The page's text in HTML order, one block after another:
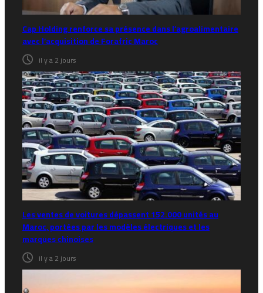
Cap Holding renforce sa présence dans l’agroalimentaire
avec l’acquisition de Forafric Maroc
il y a 2 jours
Les ventes de voitures dépassent 152.000 unités au
Maroc, portées par les modèles électriques et les
marques chinoises
il y a 2 jours